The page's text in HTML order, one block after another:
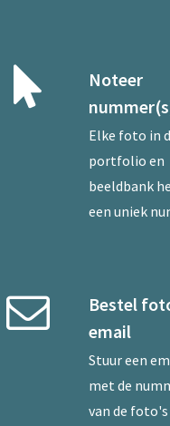
Noteer
Elke foto in
portfolio en
beeldbank
een uniek
Bestel
email
Stuur een
met de
van de foto's